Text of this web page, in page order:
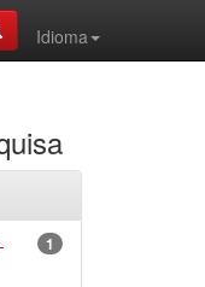
Idioma
1